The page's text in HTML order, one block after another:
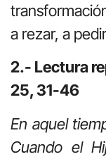
a rezar, a
2.- Lectura
25, 31-46
En aquel
Cuando el